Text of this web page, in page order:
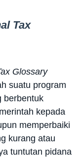
Tax
Glossary
suatu program
berbentuk
kepada
memperbaiki
kurang atau
tuntutan pidana